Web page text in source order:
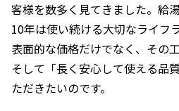
客様を数多く見てきました。給
10年は使い続ける大切なライフ
表面的な価格だけでなく、その
そして「長く安心して使える品
ただきたいのです。